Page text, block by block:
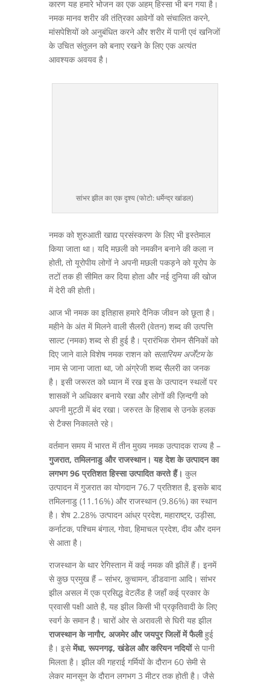
कारण यह हमारे भोजन का एक अहम् हिस्सा भी बन गया है।
नमक मानव शरीर की तंत्रिका आवेगों को संचालित करने,
मांसपेशियों को अनुबंधित करने और शरीर में पानी एवं खनिजों
के उचित संतुलन को बनाए रखने के लिए एक अत्यंत
आवश्यक अवयव है।
सांभर झील का एक दृश्य (फोटो: धर्मेन्द्र खांडल)
नमक को शुरुआती खाद्य प्रसंस्करण के लिए भी इस्तेमाल
किया जाता था। यदि मछली को नमकीन बनाने की कला न
होती, तो यूरोपीय लोगों ने अपनी मछली पकड़ने को यूरोप के
तटों तक ही सीमित कर दिया होता और नई दुनिया की खोज
में देरी की होती।
आज भी नमक का इतिहास हमारे दैनिक जीवन को छूता है।
महीने के अंत में मिलने वाली सैलरी (वेतन) शब्द की उत्पत्ति
साल्ट (नमक) शब्द से ही हुई है। प्रारंभिक रोमन सैनिकों को
दिए जाने वाले विशेष नमक राशन को सलारियम अर्जेंटमके
नाम से जाना जाता था, जो अंग्रेजी शब्द सैलरी का जनक
है। इसी जरूरत को ध्यान में रख इस के उत्पादन स्थलों पर
शासकों ने अधिकार बनाये रखा और लोगों की ज़िन्दगी को
अपनी मुट्ठी में बंद रखा। जरुरत के हिसाब से उनके हलक
से टैक्स निकालते रहे।
वर्तमान समय में भारत में तीन मुख्य नमक उत्पादक राज्य है –
गुजरात, तमिलनाडु और राजस्थान। यह देश के उत्पादन का
लगभग 96 प्रतिशत हिस्सा उत्पादित करते हैं। कुल
उत्पादन में गुजरात का योगदान 76.7 प्रतिशत है, इसके बाद
तमिलनाडु (11.16%) और राजस्थान (9.86%) का स्थान
है। शेष 2.28% उत्पादन आंध्र प्रदेश, महाराष्ट्र, उड़ीसा,
कर्नाटक, पश्चिम बंगाल, गोवा, हिमाचल प्रदेश, दीव और दमन
से आता है।
राजस्थान के थार रेगिस्तान में कई नमक की झीलें हैं। इनमें
से कुछ प्रमुख हैं – सांभर, कुचामन, डीडवाना आदि। सांभर
झील असल में एक प्रसिद्ध वेटलैंड है जहाँ कई प्रकार के
प्रवासी पक्षी आते है, यह झील किसी भी प्रकृतिवादी के लिए
स्वर्ग के समान है। चारों ओर से अरावली से घिरी यह झील
राजस्थान के नागौर, अजमेर और जयपुर जिलों में फैलीहुई
है। इसेमेंधा, रूपनगढ़, खंडेल और करियन नदियोंसे पानी
मिलता है। झील की गहराई गर्मियों के दौरान 60 सेमी से
लेकर मानसून के दौरान लगभग 3 मीटर तक होती है। जैसे